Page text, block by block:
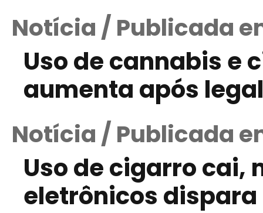
Notícia / Publicada
Uso de cannabis e
aumenta após
Notícia / Publicada
Uso de cigarro cai,
eletrônicos dispara